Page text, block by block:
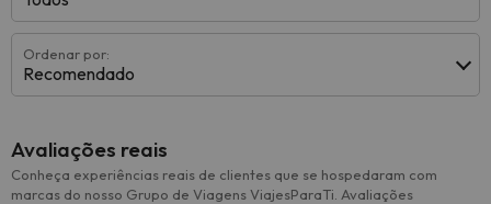
Ordenar por:
Recomendado
Avaliações reais
Conheça experiências reais de clientes que se hospedaram com
marcas do nosso Grupo de Viagens ViajesParaTi. Avaliações